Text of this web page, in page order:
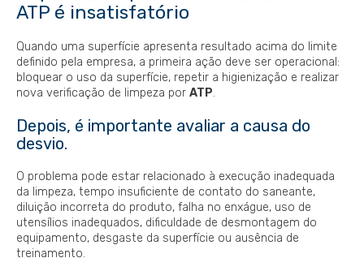
ATP é insatisfatório
Quando uma superfície apresenta resultado acima do limite
definido pela empresa, a primeira ação deve ser operacional:
bloquear o uso da superfície, repetir a higienização e realizar
nova verificação de limpeza por ATP.
Depois, é importante avaliar a causa do
desvio.
O problema pode estar relacionado à execução inadequada
da limpeza, tempo insuficiente de contato do saneante,
diluição incorreta do produto, falha no enxágue, uso de
utensílios inadequados, dificuldade de desmontagem do
equipamento, desgaste da superfície ou ausência de
treinamento.